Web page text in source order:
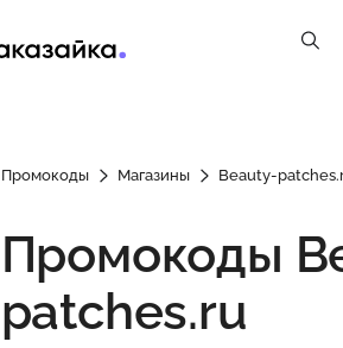
Промокоды Магазины Beauty-
Промокоды
patches.ru